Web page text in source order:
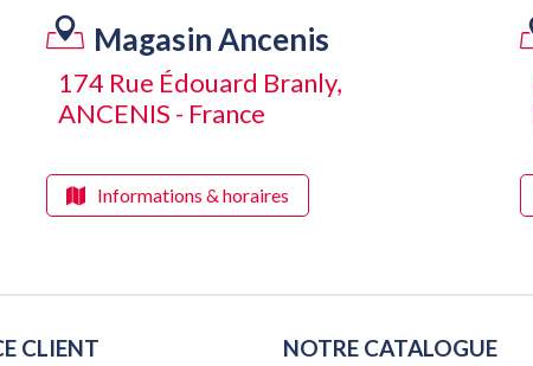
Magasin Ancenis
174 Rue Édouard Branly,
ANCENIS - France
Informations & horaires
CLIENT NOTRE CATALOGUE